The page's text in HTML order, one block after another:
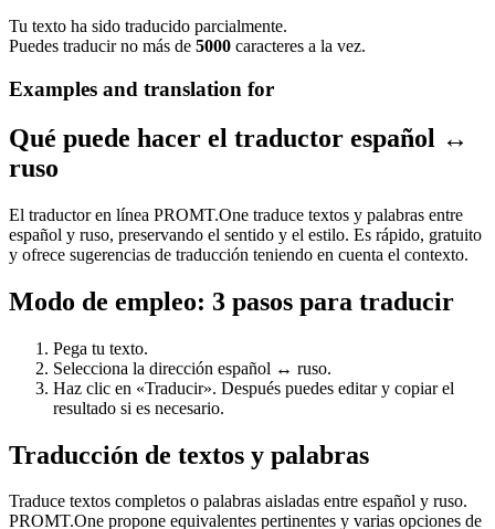
Tu texto ha sido traducido parcialmente.
Puedes traducir no más de 5000 caracteres a la vez.
Examples and translation for
Qué puede hacer el traductor español ↔
ruso
El traductor en línea PROMT.One traduce textos y palabras entre
español y ruso, preservando el sentido y el estilo. Es rápido, gratuito
y ofrece sugerencias de traducción teniendo en cuenta el contexto.
Modo de empleo: 3 pasos para traducir
Pega tu texto.
Selecciona la dirección español ↔ ruso.
Haz clic en «Traducir». Después puedes editar y copiar el
resultado si es necesario.
Traducción de textos y palabras
Traduce textos completos o palabras aisladas entre español y ruso.
PROMT.One propone equivalentes pertinentes y varias opciones de